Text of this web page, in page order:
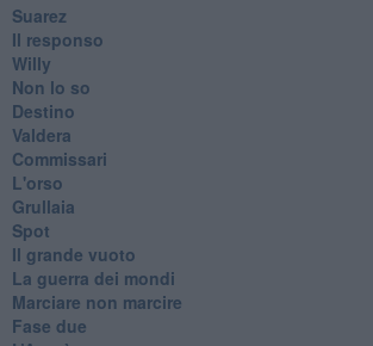
Suarez
​Il responso
Willy
Non lo so
Destino
Valdera
Commissari
L'orso
Grullaia
Spot
​Il grande vuoto
​La guerra dei mondi
Marciare non marcire
Fase due